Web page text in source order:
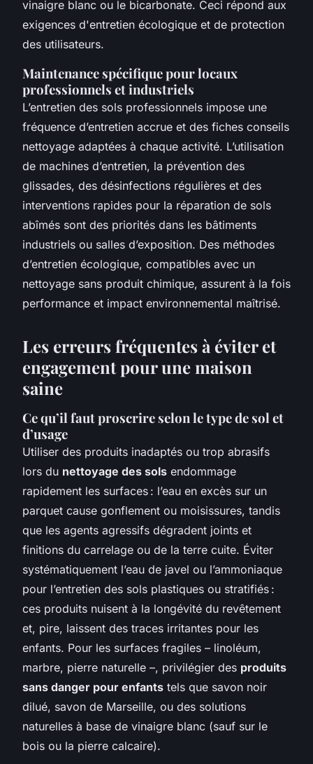
vinaigre blanc ou le bicarbonate. Ceci répond aux
exigences d'entretien écologique et de protection
des utilisateurs.
Maintenance spécifique pour locaux
professionnels et industriels
L’entretien des sols professionnels impose une
fréquence d’entretien accrue et des fiches conseils
nettoyage adaptées à chaque activité. L’utilisation
de machines d’entretien, la prévention des
glissades, des désinfections régulières et des
interventions rapides pour la réparation de sols
abîmés sont des priorités dans les bâtiments
industriels ou salles d’exposition. Des méthodes
d’entretien écologique, compatibles avec un
nettoyage sans produit chimique, assurent à la fois
performance et impact environnemental maîtrisé.
Les erreurs fréquentes à éviter et
engagement pour une maison
saine
Ce qu’il faut proscrire selon le type de sol et
d’usage
Utiliser des produits inadaptés ou trop abrasifs
lors du nettoyage des sols endommage
rapidement les surfaces : l’eau en excès sur un
parquet cause gonflement ou moisissures, tandis
que les agents agressifs dégradent joints et
finitions du carrelage ou de la terre cuite. Éviter
systématiquement l’eau de javel ou l’ammoniaque
pour l’entretien des sols plastiques ou stratifiés :
ces produits nuisent à la longévité du revêtement
et, pire, laissent des traces irritantes pour les
enfants. Pour les surfaces fragiles – linoléum,
marbre, pierre naturelle –, privilégier des produits
sans danger pour enfants tels que savon noir
dilué, savon de Marseille, ou des solutions
naturelles à base de vinaigre blanc (sauf sur le
bois ou la pierre calcaire).